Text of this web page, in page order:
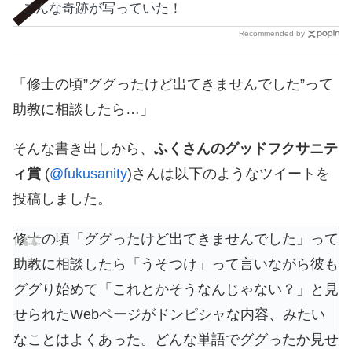
こんな奇跡が写っていた！
Recommended by
「修士の頃”ググったけど出てきませんでした”って
助教に相談したら…」
そんな書き出しから、 ふくさんのグッドフクサニテ
ィ賞 (@fukusanity)さんは以下のようなツイートを
投稿しました。
修士の頃「ググったけど出てきませんでした」って
助教に相談したら「うそつけ」って言いながら彼も
ググり始めて「これとかそうなんじゃない？」と見
せられたWebページがドンピシャな内容、みたい
なことはよくあった。どんな単語でググったか見せ